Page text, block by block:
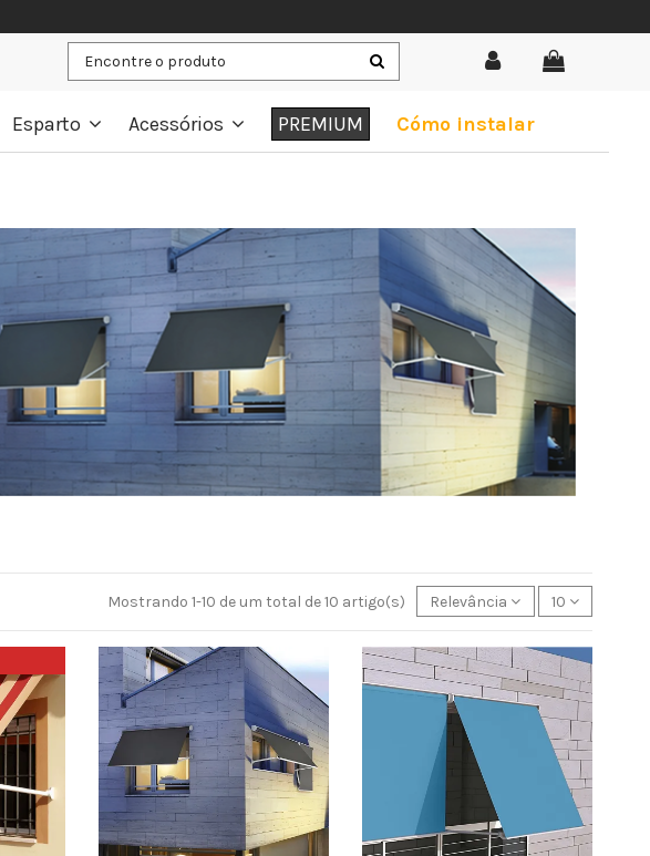
Esparto Acessórios PREMIUM Cómo instalar
Mostrando 1-10 de um total de 10 artigo(s) Relevância 10